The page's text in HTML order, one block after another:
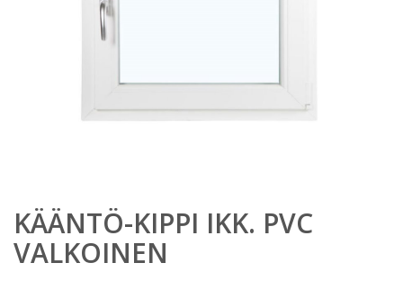
KÄÄNTÖ-KIPPI IKK. PVC
VALKOINEN